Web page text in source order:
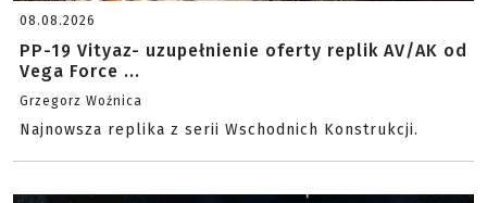
08.08.2026
PP-19 Vityaz- uzupełnienie oferty replik AV/AK od
Vega Force ...
Grzegorz Woźnica
Najnowsza replika z serii Wschodnich Konstrukcji.